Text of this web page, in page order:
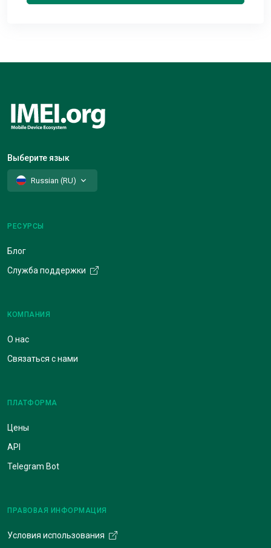
Выберите язык
Russian (RU)
РЕСУРСЫ
Блог
Служба поддержки
КОМПАНИЯ
О нас
Связаться с нами
ПЛАТФОРМА
Цены
API
Telegram Bot
ПРАВОВАЯ ИНФОРМАЦИЯ
Условия использования